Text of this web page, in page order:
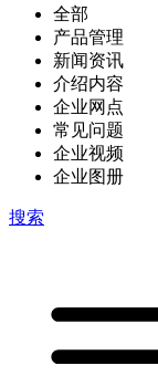
全部
产品管理
新闻资讯
介绍内容
企业网点
常见问题
企业视频
企业图册
搜索